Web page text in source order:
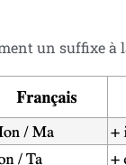
un suffixe